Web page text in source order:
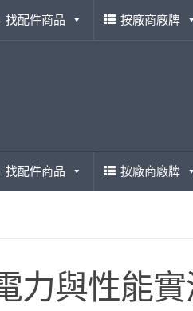
找配件商品 按廠商廠牌
找配件商品 按廠商廠牌
力與性能